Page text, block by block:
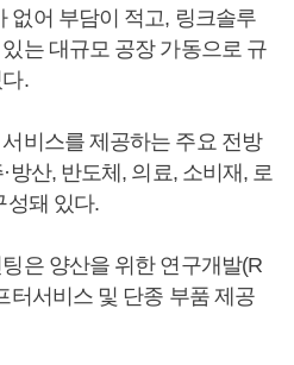
없어 부담이 적고, 링크솔루
는 대규모 공장 가동으로 규
.
비스를 제공하는 주요 전방
방산, 반도체, 의료, 소비재, 로
성돼 있다.
은 양산을 위한 연구개발(R
터서비스 및 단종 부품 제공